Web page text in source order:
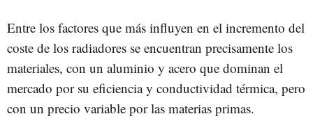
Entre los factores que más influyen en el incremento del
coste de los radiadores se encuentran precisamente los
materiales, con un aluminio y acero que dominan el
mercado por su eficiencia y conductividad térmica, pero
con un precio variable por las materias primas.